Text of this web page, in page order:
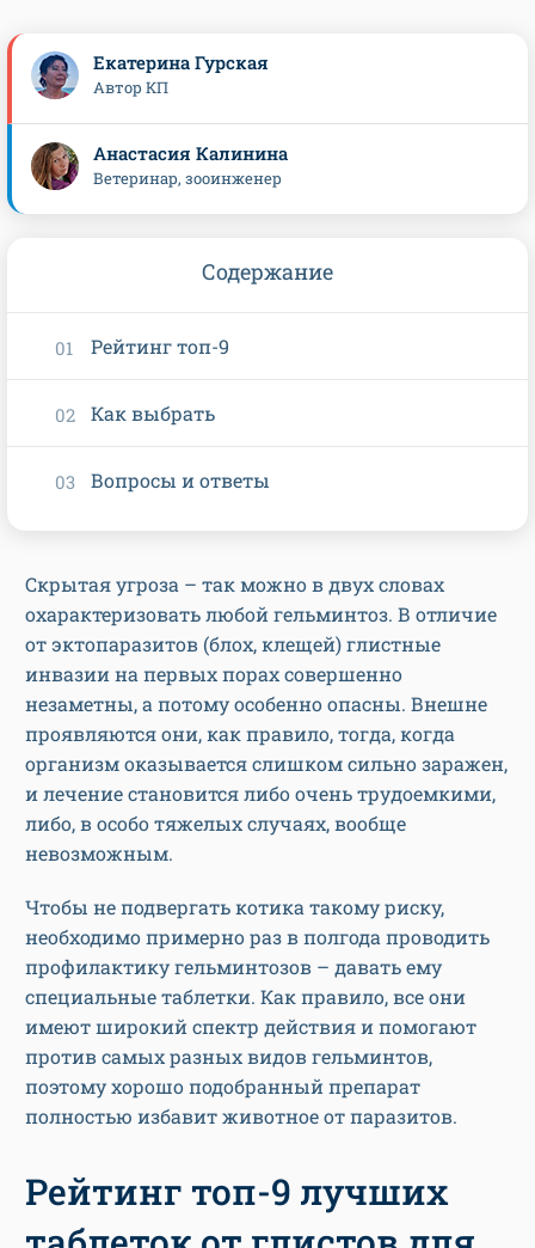
Скрытая угроза – так можно в двух словах
охарактеризовать любой гельминтоз. В отличие
от эктопаразитов (блох, клещей) глистные
инвазии на первых порах совершенно
незаметны, а потому особенно опасны. Внешне
проявляются они, как правило, тогда, когда
организм оказывается слишком сильно заражен,
и лечение становится либо очень трудоемкими,
либо, в особо тяжелых случаях, вообще
невозможным.
Чтобы не подвергать котика такому риску,
необходимо примерно раз в полгода проводить
профилактику гельминтозов – давать ему
специальные таблетки. Как правило, все они
имеют широкий спектр действия и помогают
против самых разных видов гельминтов,
поэтому хорошо подобранный препарат
полностью избавит животное от паразитов.
Рейтинг топ-9 лучших
Екатерина Гурская
Автор КП
Анастасия Калинина
Ветеринар, зооинженер
Содержание
Рейтинг топ-9
Как выбрать
Вопросы и ответы